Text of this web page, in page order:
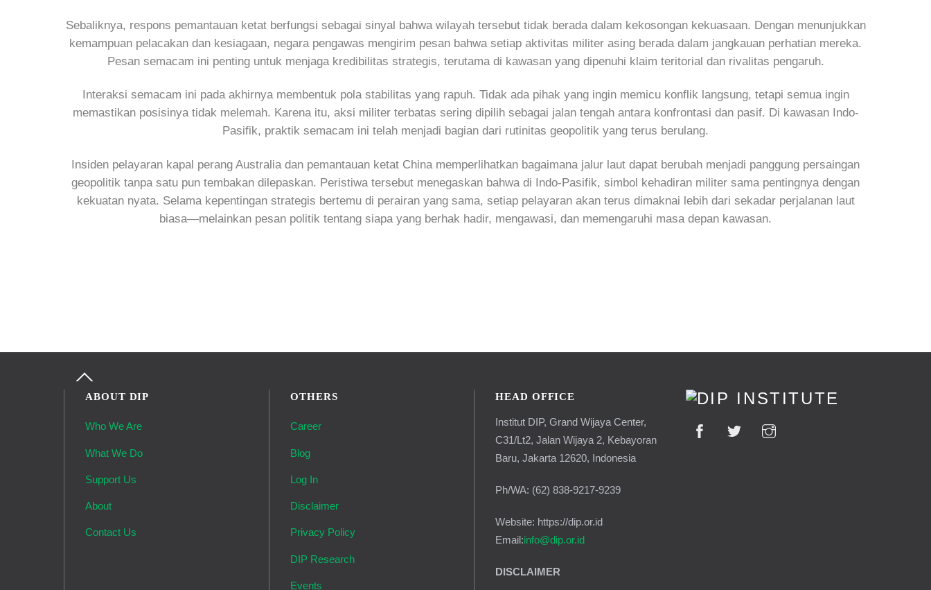
Sebaliknya, respons pemantauan ketat berfungsi sebagai sinyal bahwa wilayah tersebut tidak berada dalam kekosongan kekuasaan. Dengan menunjukkan
kemampuan pelacakan dan kesiagaan, negara pengawas mengirim pesan bahwa setiap aktivitas militer asing berada dalam jangkauan perhatian mereka.
Pesan semacam ini penting untuk menjaga kredibilitas strategis, terutama di kawasan yang dipenuhi klaim teritorial dan rivalitas pengaruh.
Interaksi semacam ini pada akhirnya membentuk pola stabilitas yang rapuh. Tidak ada pihak yang ingin memicu konflik langsung, tetapi semua ingin
memastikan posisinya tidak melemah. Karena itu, aksi militer terbatas sering dipilih sebagai jalan tengah antara konfrontasi dan pasif. Di kawasan Indo-
Pasifik, praktik semacam ini telah menjadi bagian dari rutinitas geopolitik yang terus berulang.
Insiden pelayaran kapal perang Australia dan pemantauan ketat China memperlihatkan bagaimana jalur laut dapat berubah menjadi panggung persaingan
geopolitik tanpa satu pun tembakan dilepaskan. Peristiwa tersebut menegaskan bahwa di Indo-Pasifik, simbol kehadiran militer sama pentingnya dengan
kekuatan nyata. Selama kepentingan strategis bertemu di perairan yang sama, setiap pelayaran akan terus dimaknai lebih dari sekadar perjalanan laut
biasa—melainkan pesan politik tentang siapa yang berhak hadir, mengawasi, dan memengaruhi masa depan kawasan.
Back
Top
ABOUT DIP
Who We Are
What We Do
Support Us
About
Contact Us
OTHERS
Career
Blog
Log In
Disclaimer
Privacy Policy
DIP Research
Events
HEAD OFFICE
Institut DIP, Grand Wijaya Center,
C31/Lt2, Jalan Wijaya 2, Kebayoran
Baru, Jakarta 12620, Indonesia
Ph/WA: (62) 838-9217-9239
Website: https://dip.or.id
Email:info@dip.or.id
DISCLAIMER